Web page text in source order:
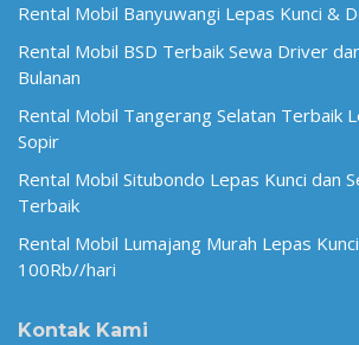
Rental Mobil Banyuwangi Lepas Kunci &
Rental Mobil BSD Terbaik Sewa Driver
Bulanan
Rental Mobil Tangerang Selatan Terbaik
Sopir
Rental Mobil Situbondo Lepas Kunci dan
Terbaik
Rental Mobil Lumajang Murah Lepas
100Rb//hari
Kontak Kami